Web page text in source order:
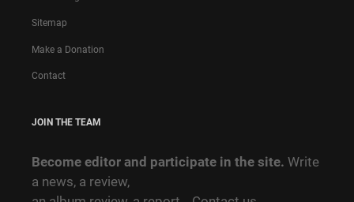
Sitemap
Make a Donation
Contact
JOIN THE TEAM
Become editor and participate in the site. Write
a news, a review,